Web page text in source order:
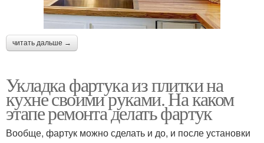
читать дальше →
Укладка фартука из плитки на
кухне своими руками. На каком
этапе ремонта делать фартук
Вообще, фартук можно сделать и до, и после установки